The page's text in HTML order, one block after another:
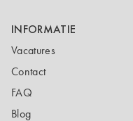
INFORMATIE
Vacatures
Contact
FAQ
Blog